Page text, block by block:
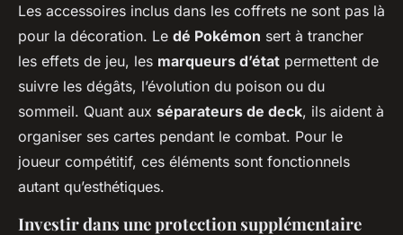
Les accessoires inclus dans les coffrets ne sont pas là
pour la décoration. Le dé Pokémon sert à trancher
les effets de jeu, les marqueurs d’état permettent de
suivre les dégâts, l’évolution du poison ou du
sommeil. Quant aux séparateurs de deck, ils aident à
organiser ses cartes pendant le combat. Pour le
joueur compétitif, ces éléments sont fonctionnels
autant qu’esthétiques.
Investir dans une protection supplémentaire